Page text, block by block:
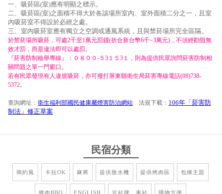
一、吸菸區(室)應有明顯之標示。
二、吸菸區(室)之面積不得大於各該場所室內、室外面積二分之一，且室
內吸菸室不得設於必經之處。
三、室內吸菸室應有獨立之空調或通風系統，且與禁菸場所完全區隔。
於禁菸場所吸菸，可處2千至1萬元罰鍰(折合新台幣6千~3萬元)，不須經勸阻無
效才罰，而是違法即可以處罰。
『菸害防制檢舉專線』：０８００-５3１５3１，則為提供民眾詢問菸害防制相
關問題之單一門窗口。
若有民眾發現有人違規吸菸，亦可撥打屏東縣衛生局菸害專線電話(08)738-
5372。
查詢網址： 衛生福利部國民健康屬煙害防治網站 法規下載： 106年「菸害防
制法」修正草案
民宿分類
簡約風 卡拉OK 麻將 提供脫水機 提供烤肉區 包棟主題
烤肉BBQ ENGLISH 近站牌、車站 購物方便